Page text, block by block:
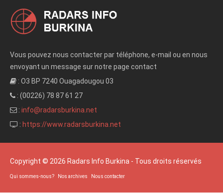
Vous pouvez nous contacter par téléphone, e-mail ou en nous
envoyant un message sur notre page contact
: O3 BP 7240 Ouagadougou 03
: (00226) 78 87 61 27
: info@radarsburkina.net
: https://www.radarsburkina.net
Copyright © 2026 Radars Info Burkina - Tous droits réservés
Qui sommes-nous? Nos archives Nous contacter